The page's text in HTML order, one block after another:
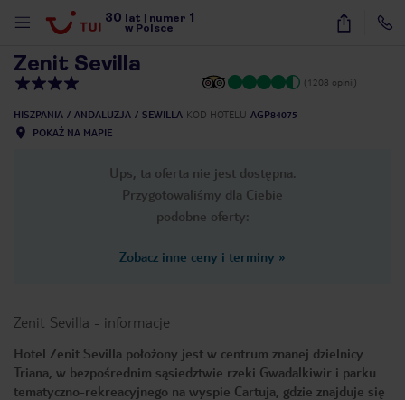
30 lat numer 1
w Polsce
25
Zenit Sevilla
(1208 opinii)
HISZPANIA ANDALUZJA SEWILLA KOD HOTELU AGP84075
POKAŻ NA MAPIE
Ups, ta oferta nie jest dostępna.
Przygotowaliśmy dla Ciebie
podobne oferty:
Zobacz inne ceny i terminy »
Zenit Sevilla - informacje
Hotel Zenit Sevilla położony jest w centrum znanej dzielnicy
Triana, w bezpośrednim sąsiedztwie rzeki Gwadalkiwir i parku
tematyczno-rekreacyjnego na wyspie Cartuja, gdzie znajduje się